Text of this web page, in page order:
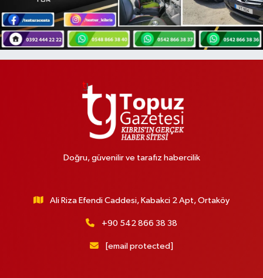
Doğru, güvenilir ve tarafız habercilik
Ali Riza Efendi Caddesi, Kabakci 2 Apt, Ortaköy
+90 542 866 38 38
[email protected]